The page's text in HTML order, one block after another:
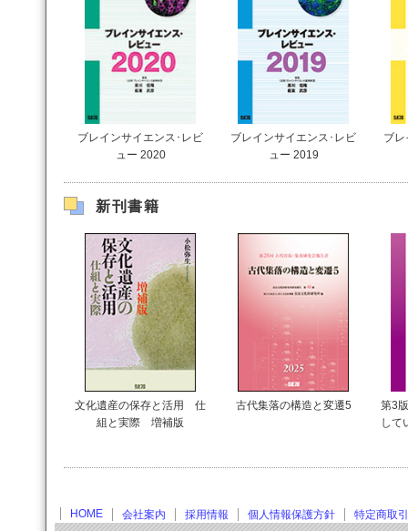
ブレインサイエンス･レビ
ュー 2020
ブレインサイエンス･レビ
ュー 2019
ブ
新刊書籍
文化遺産の保存と活用 仕
組と実際 増補版
古代集落の構造と変遷5
第3
して
HOME 会社案内 採用情報 個人情報保護方針 特定商取